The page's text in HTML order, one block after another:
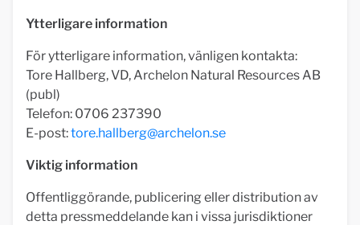
Ytterligare information
För ytterligare information, vänligen kontakta:
Tore Hallberg, VD, Archelon Natural Resources AB
(publ)
Telefon: 0706 237390
E-post:tore.hallberg@archelon.se
Viktig information
Offentliggörande, publicering eller distribution av
detta pressmeddelande kan i vissa jurisdiktioner